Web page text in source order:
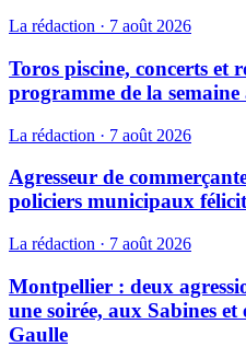
La rédaction · 7 août 2026
Toros piscine, concerts et
programme de la
La rédaction · 7 août 2026
Agresseur de
policiers municipaux
La rédaction · 7 août 2026
Montpellier : deux
une soirée, aux Sabines
Gaulle